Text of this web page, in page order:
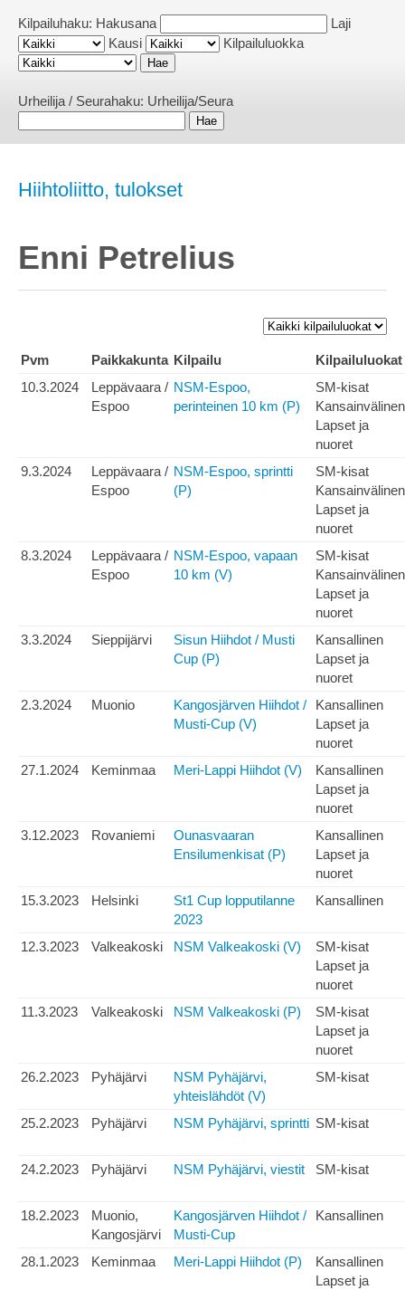
Kilpailuhaku: Hakusana
Laji
Kausi
Kilpailuluokka
Urheilija / Seurahaku: Urheilija/Seura
Hiihtoliitto, tulokset
Enni Petrelius
Pvm Paikkakunta Kilpailu
Kilpailuluokat
10.3.2024
Leppävaara /
Espoo
NSM-Espoo,
perinteinen 10 km (P)
SM-kisat
Kansainvälinen
Lapset ja
nuoret
9.3.2024
Leppävaara /
Espoo
NSM-Espoo, sprintti
(P)
SM-kisat
Kansainvälinen
Lapset ja
nuoret
8.3.2024
Leppävaara /
Espoo
NSM-Espoo, vapaan
10 km (V)
SM-kisat
Kansainvälinen
Lapset ja
nuoret
3.3.2024
Sieppijärvi
Sisun Hiihdot / Musti
Cup (P)
Kansallinen
Lapset ja
nuoret
2.3.2024
Muonio
Kangosjärven Hiihdot /
Musti-Cup (V)
Kansallinen
Lapset ja
nuoret
27.1.2024
Keminmaa Meri-Lappi Hiihdot (V)
Kansallinen
Lapset ja
nuoret
3.12.2023
Rovaniemi
Ounasvaaran
Ensilumenkisat (P)
Kansallinen
Lapset ja
nuoret
15.3.2023
Helsinki
St1 Cup lopputilanne
2023
Kansallinen
12.3.2023 Valkeakoski NSM Valkeakoski (V)
SM-kisat
Lapset ja
nuoret
11.3.2023
Valkeakoski NSM Valkeakoski (P)
SM-kisat
Lapset ja
nuoret
26.2.2023
Pyhäjärvi
NSM Pyhäjärvi,
yhteislähdöt (V)
SM-kisat
25.2.2023 Pyhäjärvi NSM Pyhäjärvi, sprintti SM-kisat
24.2.2023 Pyhäjärvi NSM Pyhäjärvi, viestit SM-kisat
18.2.2023
Muonio,
Kangosjärvi
Kangosjärven Hiihdot /
Musti-Cup
Kansallinen
28.1.2023 Keminmaa Meri-Lappi Hiihdot (P)
Kansallinen
Lapset ja